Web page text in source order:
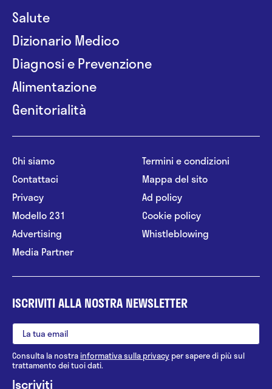
Salute
Dizionario Medico
Diagnosi e Prevenzione
Alimentazione
Genitorialità
Chi siamo
Contattaci
Privacy
Modello 231
Advertising
Media Partner
Termini e condizioni
Mappa del sito
Ad policy
Cookie policy
Whistleblowing
ISCRIVITI ALLA NOSTRA NEWSLETTER
Consulta la nostrainformativa sulla privacy per sapere di più sul
trattamento dei tuoi dati.